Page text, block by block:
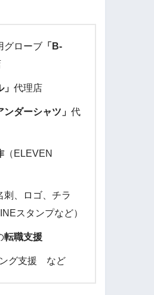
グローブ「B-
代理店
ンダーシャツ」 代
（ELEVEN
刺、ロゴ、チラ
スタンプなど）
転職支援
グ支援 など